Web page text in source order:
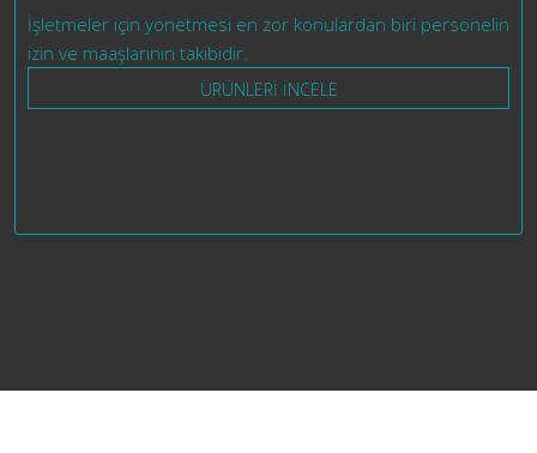
İşletmeler için yönetmesi en zor konulardan biri personelin
izin ve maaşlarının takibidir.
ÜRÜNLERİ İNCELE